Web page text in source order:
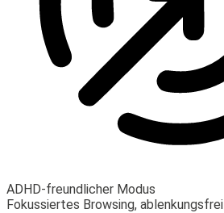
ADHD-freundlicher Modus
Fokussiertes Browsing, ablenkungsfrei